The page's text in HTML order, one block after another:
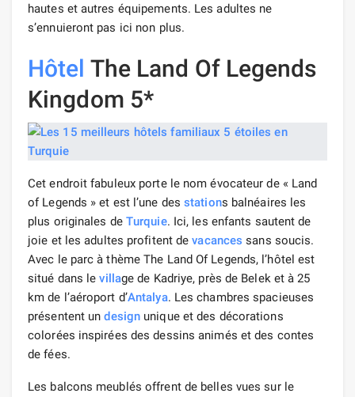
hautes et autres équipements. Les adultes ne
s’ennuieront pas ici non plus.
Hôtel The Land Of Legends
Kingdom 5*
Cet endroit fabuleux porte le nom évocateur de « Land
of Legends » et est l’une desstations balnéaires les
plus originales de Turquie. Ici, les enfants sautent de
joie et les adultes profitent devacances sans soucis.
Avec le parc à thème The Land Of Legends, l’hôtel est
situé dans levillage de Kadriye, près de Belek et à 25
km de l’aéroport d’Antalya. Les chambres spacieuses
présentent undesign unique et des décorations
colorées inspirées des dessins animés et des contes
de fées.
Les balcons meublés offrent de belles vues sur le